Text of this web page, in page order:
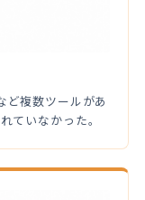
複数ツールがあ
ていなかった。